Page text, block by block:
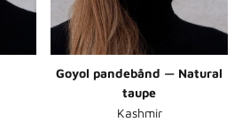
Goyol pandebånd — Natural
taupe
Kashmir